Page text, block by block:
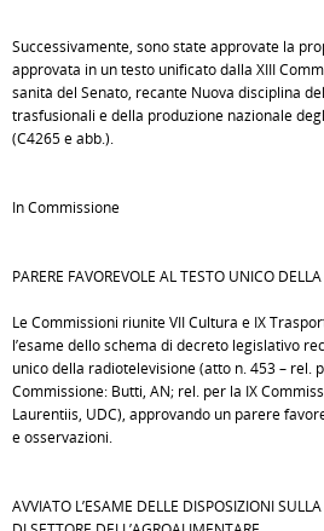
Successivamente, sono state approvate la
approvata in un testo unificato dalla XIII
sanità del Senato, recante Nuova disciplina
trasfusionali e della produzione nazionale
(C4265 e abb.).
In Commissione
PARERE FAVOREVOLE AL TESTO UNICO
Le Commissioni riunite VII Cultura e IX
l’esame dello schema di decreto legislativo
unico della radiotelevisione (atto n. 453 – rel.
Commissione: Butti, AN; rel. per la IX
Laurentiis, UDC), approvando un parere
e osservazioni.
AVVIATO L’ESAME DELLE DISPOSIZIONI